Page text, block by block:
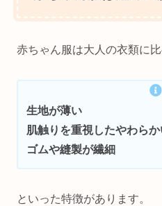
赤ちゃん服は大人の衣類に比
生地が薄い
肌触りを重視したやわら
ゴムや縫製が繊細
といった特徴があります。